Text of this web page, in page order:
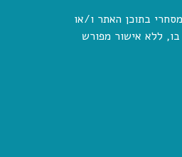
בתוכן האתר ו/או
בו, ללא אישור מפורש